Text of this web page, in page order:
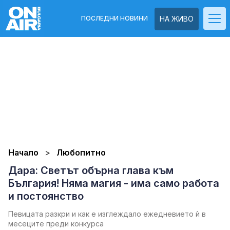
НА ЖИВО
ПОСЛЕДНИ НОВИНИ
Начало Любопитно
Дара: Светът обърна глава към
България! Няма магия - има само работа
и постоянство
Певицата разкри и как е изглеждало ежедневието ѝ в
месеците преди конкурса